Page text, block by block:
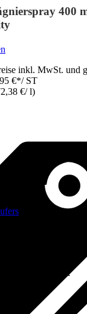
400
inkl. MwSt. und
€*/ ST
€/ l)
Mauerwerk